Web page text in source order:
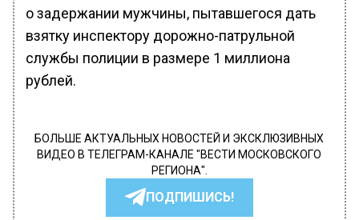
о задержании мужчины, пытавшегося дать
взятку инспектору дорожно-патрульной
службы полиции в размере 1 миллиона
рублей.
БОЛЬШЕ АКТУАЛЬНЫХ НОВОСТЕЙ И ЭКСКЛЮЗИВНЫХ
ВИДЕО В ТЕЛЕГРАМ-КАНАЛЕ "ВЕСТИ МОСКОВСКОГО
РЕГИОНА".
ПОДПИШИСЬ!